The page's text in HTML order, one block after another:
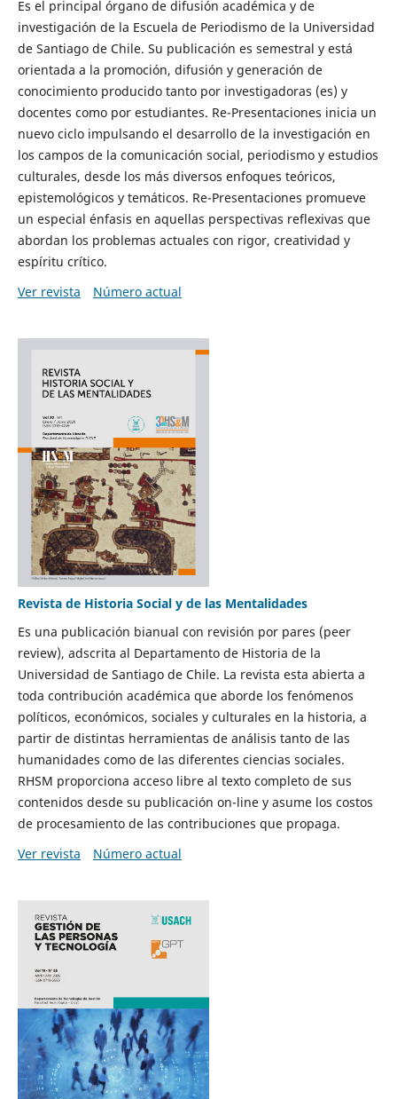
Es el principal órgano de difusión académica y de
investigación de la Escuela de Periodismo de la Universidad
de Santiago de Chile. Su publicación es semestral y está
orientada a la promoción, difusión y generación de
conocimiento producido tanto por investigadoras (es) y
docentes como por estudiantes. Re-Presentaciones inicia un
nuevo ciclo impulsando el desarrollo de la investigación en
los campos de la comunicación social, periodismo y estudios
culturales, desde los más diversos enfoques teóricos,
epistemológicos y temáticos. Re-Presentaciones promueve
un especial énfasis en aquellas perspectivas reflexivas que
abordan los problemas actuales con rigor, creatividad y
espíritu crítico.
Ver revista
Número actual
Revista de Historia Social y de las Mentalidades
Es una publicación bianual con revisión por pares (peer
review), adscrita al Departamento de Historia de la
Universidad de Santiago de Chile. La revista esta abierta a
toda contribución académica que aborde los fenómenos
políticos, económicos, sociales y culturales en la historia, a
partir de distintas herramientas de análisis tanto de las
humanidades como de las diferentes ciencias sociales.
RHSM proporciona acceso libre al texto completo de sus
contenidos desde su publicación on-line y asume los costos
de procesamiento de las contribuciones que propaga.
Ver revista
Número actual